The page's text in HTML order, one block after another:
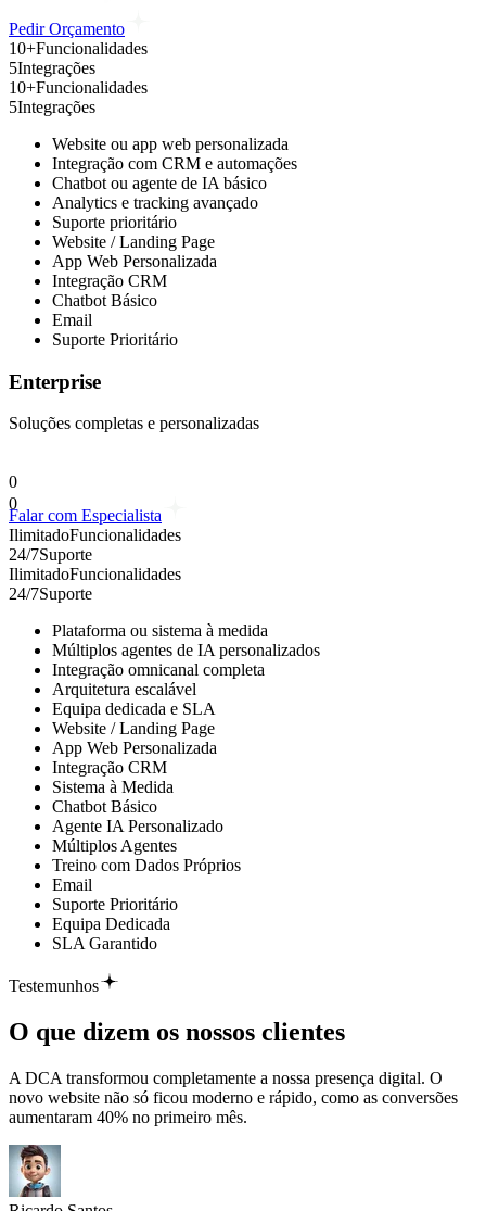
Pedir Orçamento
10+Funcionalidades
5Integrações
10+Funcionalidades
5Integrações
Website ou app web personalizada
Integração com CRM e automações
Chatbot ou agente de IA básico
Analytics e tracking avançado
Suporte prioritário
Website / Landing Page
App Web Personalizada
Integração CRM
Chatbot Básico
Email
Suporte Prioritário
Enterprise
Soluções completas e personalizadas
0
0
Falar com Especialista
IlimitadoFuncionalidades
24/7Suporte
IlimitadoFuncionalidades
24/7Suporte
Plataforma ou sistema à medida
Múltiplos agentes de IA personalizados
Integração omnicanal completa
Arquitetura escalável
Equipa dedicada e SLA
Website / Landing Page
App Web Personalizada
Integração CRM
Sistema à Medida
Chatbot Básico
Agente IA Personalizado
Múltiplos Agentes
Treino com Dados Próprios
Email
Suporte Prioritário
Equipa Dedicada
SLA Garantido
Testemunhos
O que dizem os nossos clientes
A DCA transformou completamente a nossa presença digital. O
novo website não só ficou moderno e rápido, como as conversões
aumentaram 40% no primeiro mês.